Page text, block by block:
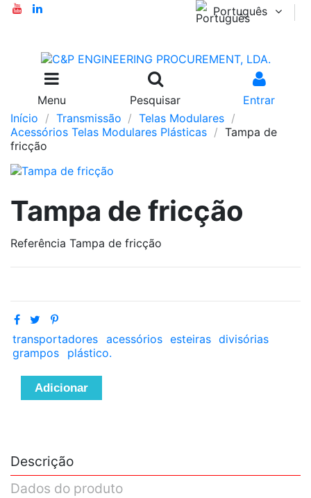
Português
Menu Pesquisar
Entrar
Início
Transmissão
Telas Modulares
Acessórios Telas Modulares Plásticas
Tampa de
fricção
Tampa de fricção
Referência Tampa de fricção
transportadores acessórios esteiras divisórias
grampos
plástico.
Adicionar
Descrição
Dados do produto